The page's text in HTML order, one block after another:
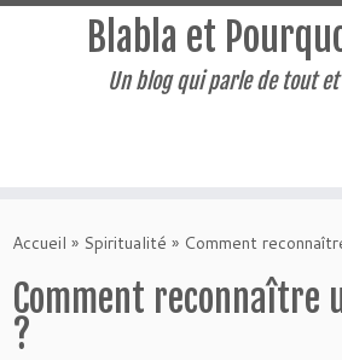
au
Blabla et
Un blog qui parle de tout
Accueil » Spiritualité » Comment
Comment reconnaître
?